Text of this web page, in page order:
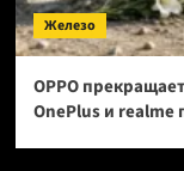
Железо
OPPO
OnePlus и realme